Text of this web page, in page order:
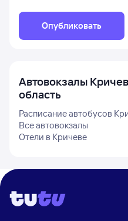
Опубликовать
Автовокзалы
область
Расписание автобусов
Все автовокзалы
Отели в Кричеве